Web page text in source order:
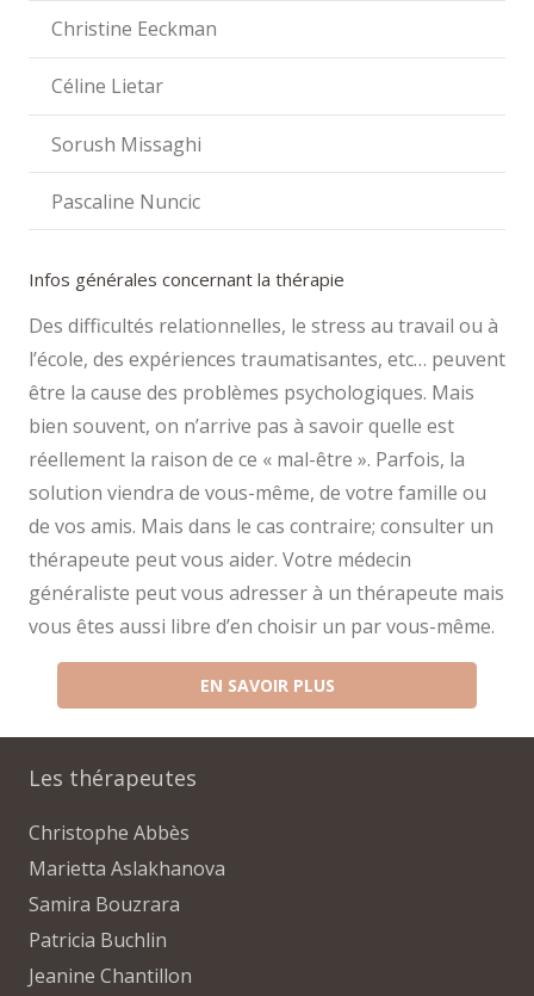
Christine Eeckman
Céline Lietar
Sorush Missaghi
Pascaline Nuncic
Infos générales concernant la thérapie
Des difficultés relationnelles, le stress au travail ou à
l’école, des expériences traumatisantes, etc… peuvent
être la cause des problèmes psychologiques. Mais
bien souvent, on n’arrive pas à savoir quelle est
réellement la raison de ce « mal-être ». Parfois, la
solution viendra de vous-même, de votre famille ou
de vos amis. Mais dans le cas contraire; consulter un
thérapeute peut vous aider. Votre médecin
généraliste peut vous adresser à un thérapeute mais
vous êtes aussi libre d’en choisir un par vous-même.
EN SAVOIR PLUS
Les thérapeutes
Christophe Abbès
Marietta Aslakhanova
Samira Bouzrara
Patricia Buchlin
Jeanine Chantillon